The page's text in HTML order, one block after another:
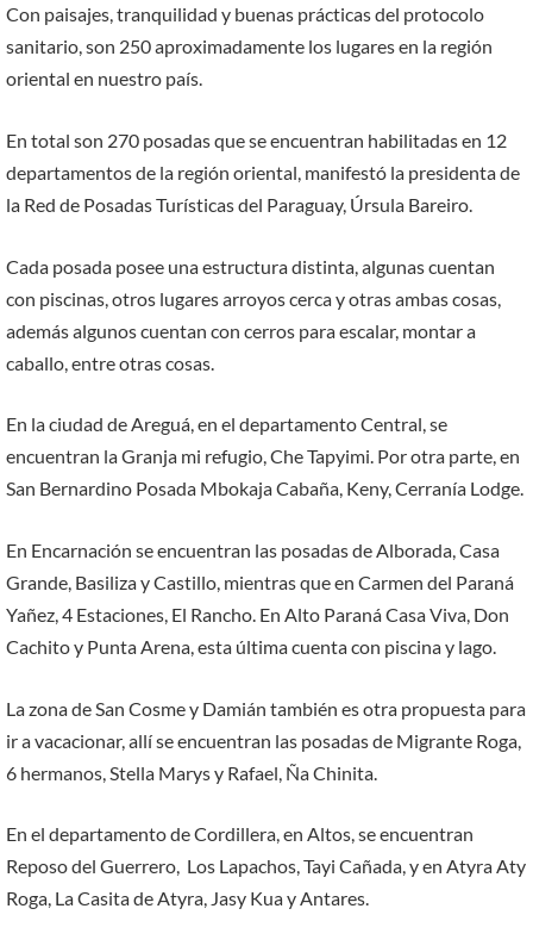
Con paisajes, tranquilidad y buenas prácticas del protocolo
sanitario, son 250 aproximadamente los lugares en la región
oriental en nuestro país.
En total son 270 posadas que se encuentran habilitadas en 12
departamentos de la región oriental, manifestó la presidenta de
la Red de Posadas Turísticas del Paraguay, Úrsula Bareiro.
Cada posada posee una estructura distinta, algunas cuentan
con piscinas, otros lugares arroyos cerca y otras ambas cosas,
además algunos cuentan con cerros para escalar, montar a
caballo, entre otras cosas.
En la ciudad de Areguá, en el departamento Central, se
encuentran la Granja mi refugio, Che Tapyimi. Por otra parte, en
San Bernardino Posada Mbokaja Cabaña, Keny, Cerranía Lodge.
En Encarnación se encuentran las posadas de Alborada, Casa
Grande, Basiliza y Castillo, mientras que en Carmen del Paraná
Yañez, 4 Estaciones, El Rancho. En Alto Paraná Casa Viva, Don
Cachito y Punta Arena, esta última cuenta con piscina y lago.
La zona de San Cosme y Damián también es otra propuesta para
ir a vacacionar, allí se encuentran las posadas de Migrante Roga,
6 hermanos, Stella Marys y Rafael, Ña Chinita.
En el departamento de Cordillera, en Altos, se encuentran
Reposo del Guerrero, Los Lapachos, Tayi Cañada, y en Atyra Aty
Roga, La Casita de Atyra, Jasy Kua y Antares.